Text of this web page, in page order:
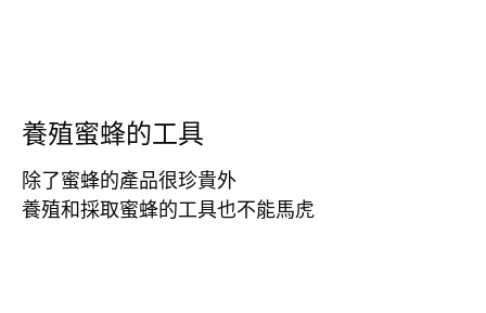
養殖蜜蜂的工具
除了蜜蜂的產品很珍貴外
養殖和採取蜜蜂的工具也不能馬虎